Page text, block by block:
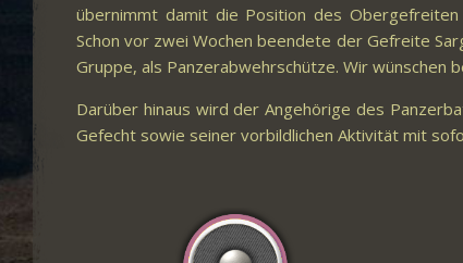
übernimmt damit die Position des
Schon vor zwei Wochen beendete der Gefreite
Gruppe, als Panzerabwehrschütze. Wir wünschen
Darüber hinaus wird der Angehörige des
Gefecht sowie seiner vorbildlichen Aktivität mit